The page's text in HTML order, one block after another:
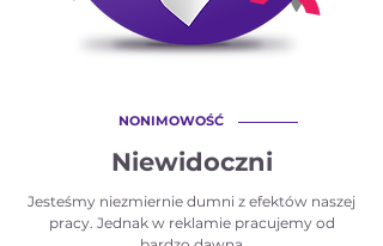
NONIMOWOŚĆ
Niewidoczni
Jesteśmy niezmiernie dumni z efektów naszej
pracy. Jednak w reklamie pracujemy od